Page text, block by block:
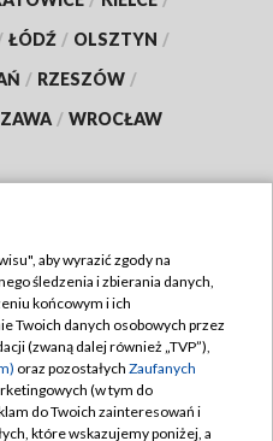
ŁÓDŹ / OLSZTYN /
/ RZESZÓW /
/ WROCŁAW
TVP
zgody
aby wyrazić zgody na
śledzenia i zbierania danych,
końcowym i ich
Twoich danych osobowych przez
(zwaną dalej również „TVP”),
oraz pozostałych Zaufanych
(w tym do
do Twoich zainteresowań i
które wskazujemy poniżej, a